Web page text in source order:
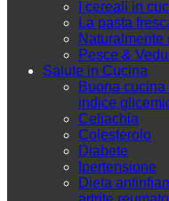
I cereali in
La pasta
Naturalmente
Pesce &
Salute in Cucina
Buona cucina
indice
Celiachia
Colesterolo
Diabete
Ipertensione
Dieta